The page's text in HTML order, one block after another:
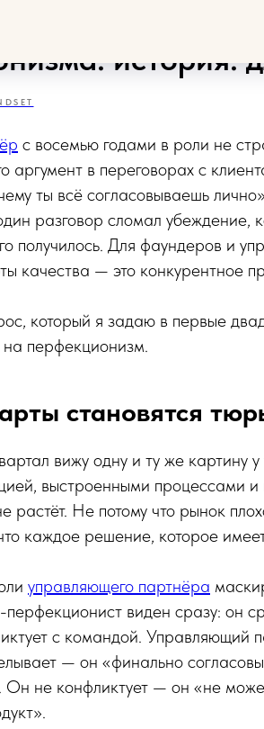
партнёр
история:
с восемью годами в роли не
аргумент в переговорах с
ты всё согласовываешь
разговор сломал убеждение,
получилось. Для фаундеров и
качества — это конкурентное
который я задаю в первые
на перфекционизм.
становятся
вижу одну и ту же картину
выстроенными процессами
растёт. Не потому что рынок
каждое решение, которое
управляющего партнёра
виден сразу: он
с командой. Управляющий
— он «финально
не конфликтует — он «не